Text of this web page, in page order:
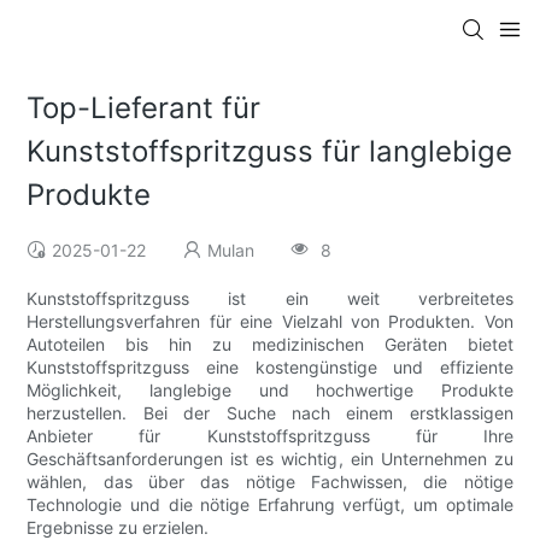
Top-Lieferant für
Kunststoffspritzguss für langlebige
Produkte
2025-01-22 Mulan 8
Kunststoffspritzguss ist ein weit verbreitetes
Herstellungsverfahren für eine Vielzahl von Produkten. Von
Autoteilen bis hin zu medizinischen Geräten bietet
Kunststoffspritzguss eine kostengünstige und effiziente
Möglichkeit, langlebige und hochwertige Produkte
herzustellen. Bei der Suche nach einem erstklassigen
Anbieter für Kunststoffspritzguss für Ihre
Geschäftsanforderungen ist es wichtig, ein Unternehmen zu
wählen, das über das nötige Fachwissen, die nötige
Technologie und die nötige Erfahrung verfügt, um optimale
Ergebnisse zu erzielen.